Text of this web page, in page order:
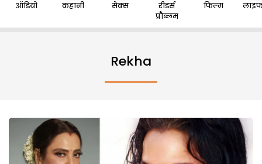
ऑडियो कहानी सेक्स
रीडर्स
प्रौब्लम
फिल्म
Rekha